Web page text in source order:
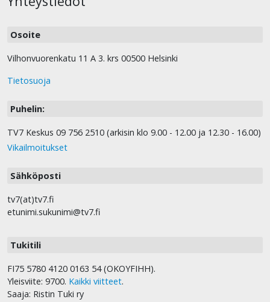
Osoite
Vilhonvuorenkatu 11 A 3. krs 00500 Helsinki
Tietosuoja
Puhelin:
TV7 Keskus 09 756 2510 (arkisin klo 9.00 - 12.00 ja 12.30 - 16.00)
Vikailmoitukset
Sähköposti
tv7(at)tv7.fi
etunimi.sukunimi@tv7.fi
Tukitili
FI75 5780 4120 0163 54 (OKOYFIHH).
Yleisviite: 9700. Kaikki viitteet.
Saaja: Ristin Tuki ry